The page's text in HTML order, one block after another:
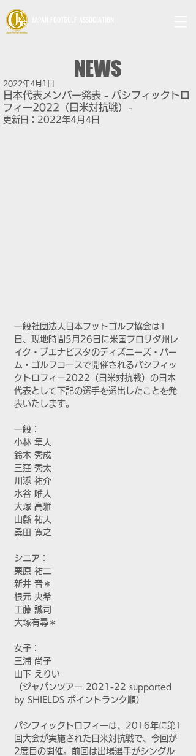
NEWS
日本代表メンバー発表 - パシフィックトロ
フィー2022（日米対抗戦）-
2022年4月1日
更新日： 2022年4月4日
一般社団法人日本フットゴルフ協会は1
日、現地時間5月26日に米国フロリダ州レ
イク・ブエナビスタのディズニーズ・パー
ム・ゴルフコースで開催されるパシフィッ
クトロフィー2022（日米対抗戦）の日本
代表として下記の選手を選出したことを発
表いたします。
一般：
小林 隼人
鈴木 秀成
三窪 秀太
川添 祐介
水谷 唯人
大塚 高雅
山縣 祐人
桑田 寛之
シニア：
栗原 祐二
新井 晋＊
根元 央希
工藤 誠司
大塚有尋＊
女子：
三浦 尚子
山下 えりい
（ジャパンツアー 2021-22 supported
by SHIELDS ポイントランク順）
パシフィックトロフィーは、2016年に第1
回大会が実施された日米対抗戦で、今回が
2度目の開催。前回は出場選手がシングル